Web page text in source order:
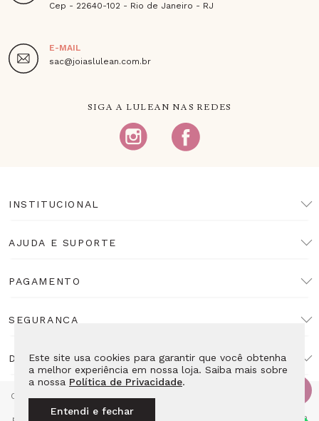
Este site usa cookies para garantir que você obtenha
a melhor experiência em nossa loja. Saiba mais sobre
a nossa Política de Privacidade.
Entendi e fechar
Cep - 22640-102 - Rio de Janeiro - RJ
E-MAIL
sac@joiaslulean.com.br
SIGA A LULEAN NAS REDES
INSTITUCIONAL
AJUDA E SUPORTE
PAGAMENTO
SEGURANÇA
DESENVOLVIMENTO
Copyright Lulean. Todos os direitos reservados. Proibida reprodução
total ou parcial. Preços e estoque sujeitos a alteração sem aviso
prévio. Razão Social: LL10 Relojoaria Ltda - CNPJ: 14.495.839/0001-52